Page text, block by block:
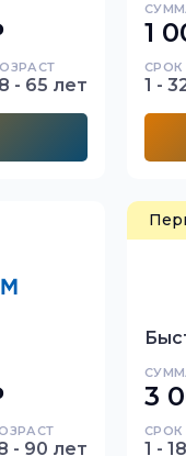
- 65 лет
1
СРОК
1 -
- 90 лет
3
СРОК
1 -